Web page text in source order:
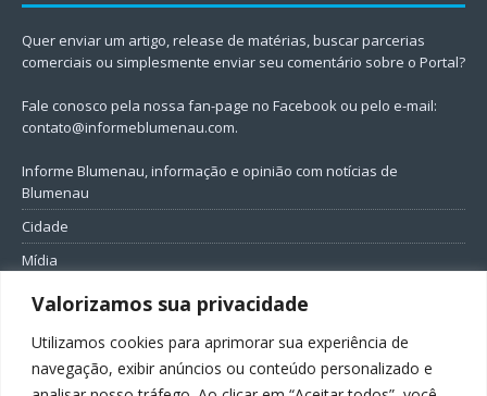
Valorizamos sua privacidade
Utilizamos cookies para aprimorar sua experiência de
navegação, exibir anúncios ou conteúdo personalizado e
Quer enviar um artigo, release de matérias, buscar parcerias
comerciais ou simplesmente enviar seu comentário sobre o Portal?
Fale conosco pela nossa fan-page no Facebook ou pelo e-mail:
contato@informeblumenau.com.
Informe Blumenau, informação e opinião com notícias de
Blumenau
Cidade
Mídia
Entretenimento
Política